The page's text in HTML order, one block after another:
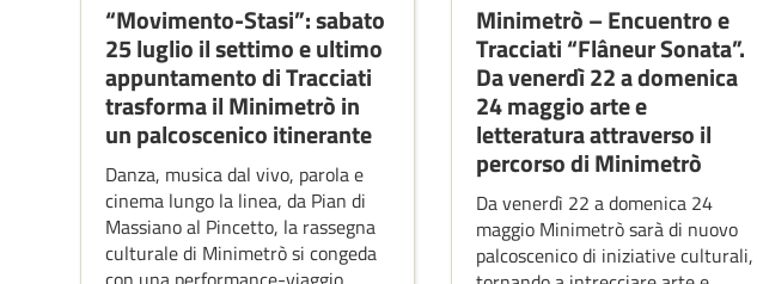
“Movimento-Stasi”: sabato
25 luglio il settimo e ultimo
appuntamento di Tracciati
trasforma il Minimetrò in
un palcoscenico itinerante
Danza, musica dal vivo, parola e
cinema lungo la linea, da Pian di
Massiano al Pincetto, la rassegna
culturale di Minimetrò si congeda
Minimetrò – Encuentro e
Tracciati “Flâneur Sonata”.
Da venerdì 22 a domenica
24 maggio arte e
letteratura attraverso il
percorso di Minimetrò
Da venerdì 22 a domenica 24
maggio Minimetrò sarà di nuovo
palcoscenico di iniziative culturali,